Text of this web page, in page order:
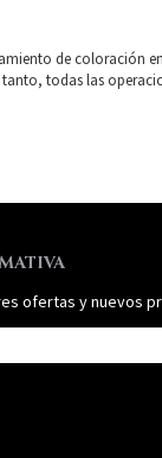
de coloración
todas las
ofertas y nuevos